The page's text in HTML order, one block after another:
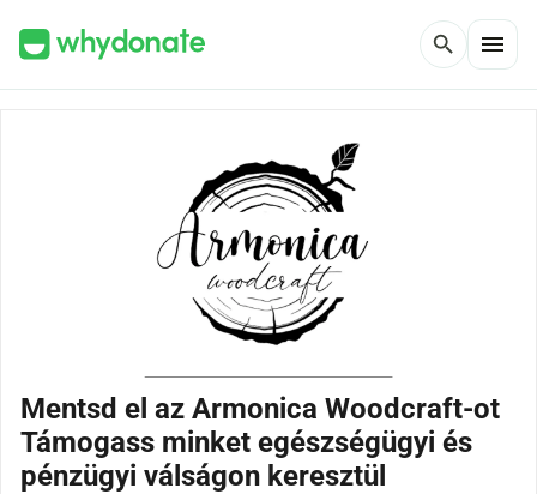
search menu
Mentsd el az Armonica Woodcraft-ot
Támogass minket egészségügyi és
pénzügyi válságon keresztül